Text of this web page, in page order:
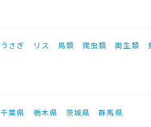
うさぎ リス 鳥類 爬虫類 両生類
千葉県 栃木県 茨城県
群馬県